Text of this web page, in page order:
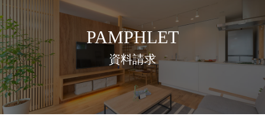
PAMPHLET
資料請求